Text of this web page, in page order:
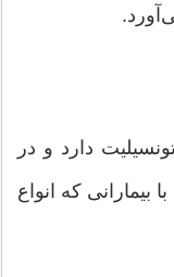
دارد و در
بیمارانی که انواع